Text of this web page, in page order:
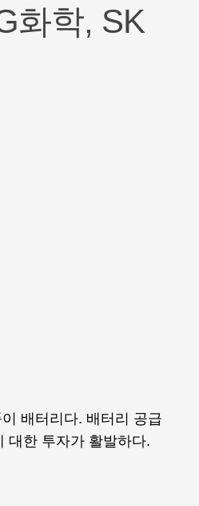
화학, SK
배터리다. 배터리 공급
대한 투자가 활발하다.